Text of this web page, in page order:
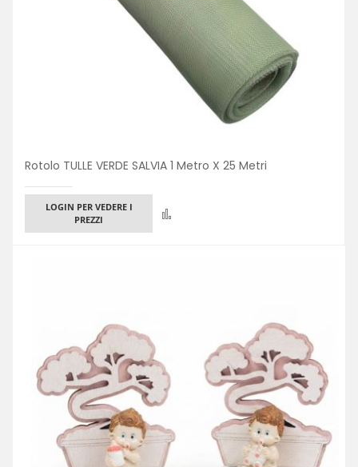
Rotolo TULLE VERDE SALVIA 1 Metro X 25 Metri
LOGIN PER VEDERE I
PREZZI